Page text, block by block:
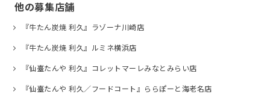
他の募集店舗
『牛たん炭焼 利久』ラゾーナ川崎店
『牛たん炭焼 利久』ルミネ横浜店
『仙臺たんや 利久』コレットマーレみなとみらい店
『仙臺たんや 利久／フードコート』ららぽーと海老名店